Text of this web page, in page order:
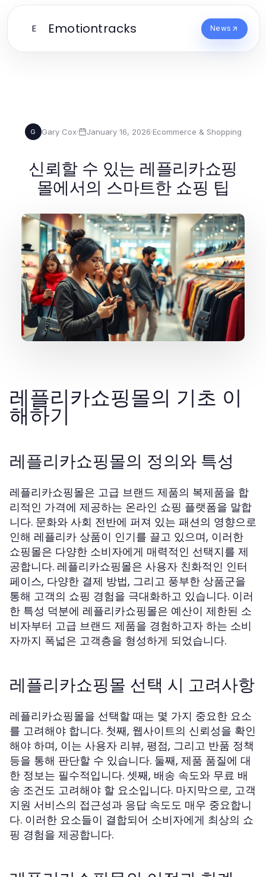
E Emotiontracks News
G Gary Cox· January 16, 2026·Ecommerce & Shopping
신뢰할 수 있는 레플리카쇼핑
몰에서의 스마트한 쇼핑 팁
레플리카쇼핑몰의 기초 이
해하기
레플리카쇼핑몰의 정의와 특성
레플리카쇼핑몰은 고급 브랜드 제품의 복제품을 합
리적인 가격에 제공하는 온라인 쇼핑 플랫폼을 말합
니다. 문화와 사회 전반에 퍼져 있는 패션의 영향으로
인해 레플리카 상품이 인기를 끌고 있으며, 이러한
쇼핑몰은 다양한 소비자에게 매력적인 선택지를 제
공합니다. 레플리카쇼핑몰은 사용자 친화적인 인터
페이스, 다양한 결제 방법, 그리고 풍부한 상품군을
통해 고객의 쇼핑 경험을 극대화하고 있습니다. 이러
한 특성 덕분에 레플리카쇼핑몰은 예산이 제한된 소
비자부터 고급 브랜드 제품을 경험하고자 하는 소비
자까지 폭넓은 고객층을 형성하게 되었습니다.
레플리카쇼핑몰 선택 시 고려사항
레플리카쇼핑몰을 선택할 때는 몇 가지 중요한 요소
를 고려해야 합니다. 첫째, 웹사이트의 신뢰성을 확인
해야 하며, 이는 사용자 리뷰, 평점, 그리고 반품 정책
등을 통해 판단할 수 있습니다. 둘째, 제품 품질에 대
한 정보는 필수적입니다. 셋째, 배송 속도와 무료 배
송 조건도 고려해야 할 요소입니다. 마지막으로, 고객
지원 서비스의 접근성과 응답 속도도 매우 중요합니
다. 이러한 요소들이 결합되어 소비자에게 최상의 쇼
핑 경험을 제공합니다.